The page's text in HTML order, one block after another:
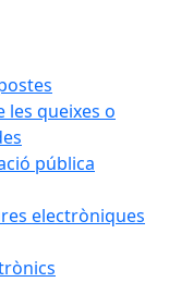
les queixes o
pública
electròniques